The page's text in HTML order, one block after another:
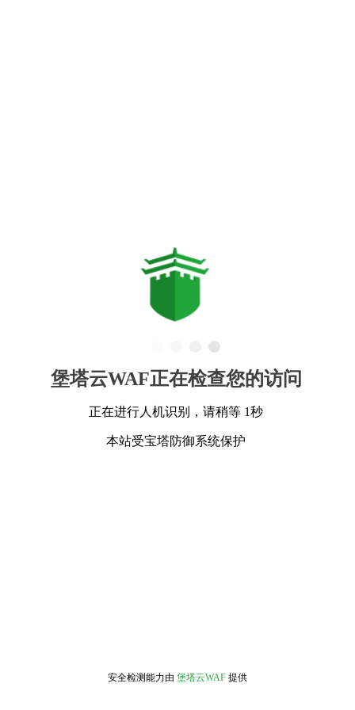
堡塔云WAF正在检查您的访问
正在进行人机识别，请稍等 1秒
本站受宝塔防御系统保护
安全检测能力由 堡塔云WAF 提供